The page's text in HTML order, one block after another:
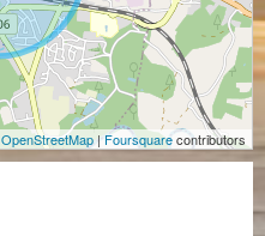
OpenStreetMap|Foursquarecontributors